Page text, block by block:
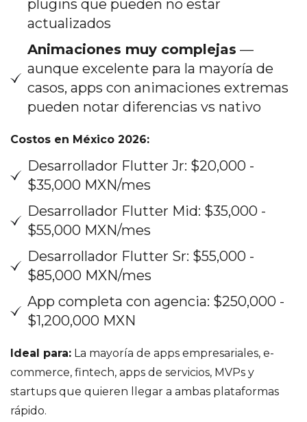
plugins que pueden no estar
actualizados
Animaciones muy complejas —
aunque excelente para la mayoría de
casos, apps con animaciones extremas
pueden notar diferencias vs nativo
Costos en México 2026:
Desarrollador Flutter Jr: $20,000 -
$35,000 MXN/mes
Desarrollador Flutter Mid: $35,000 -
$55,000 MXN/mes
Desarrollador Flutter Sr: $55,000 -
$85,000 MXN/mes
App completa con agencia: $250,000 -
$1,200,000 MXN
Ideal para: La mayoría de apps empresariales, e-
commerce, fintech, apps de servicios, MVPs y
startups que quieren llegar a ambas plataformas
rápido.